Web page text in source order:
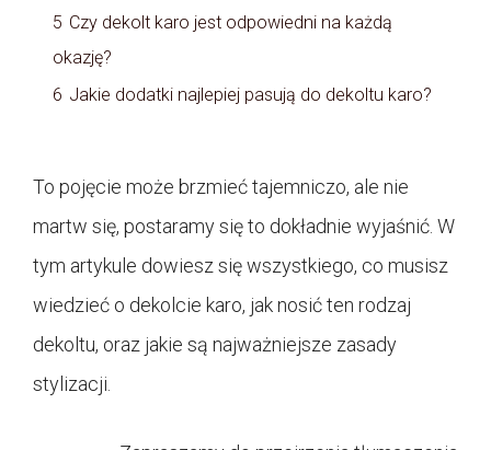
5 Czy dekolt karo jest odpowiedni na każdą
okazję?
6 Jakie dodatki najlepiej pasują do dekoltu karo?
To pojęcie może brzmieć tajemniczo, ale nie
martw się, postaramy się to dokładnie wyjaśnić. W
tym artykule dowiesz się wszystkiego, co musisz
wiedzieć o dekolcie karo, jak nosić ten rodzaj
dekoltu, oraz jakie są najważniejsze zasady
stylizacji.